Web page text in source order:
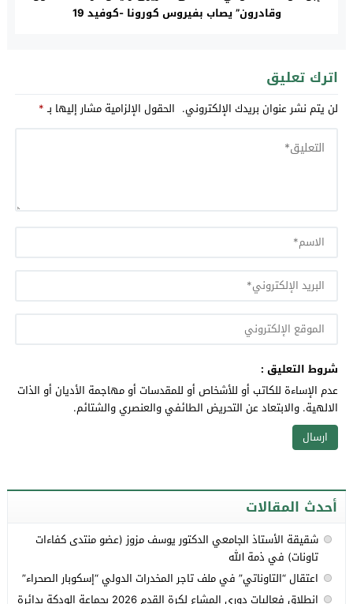
وقادرون” يصاب بفيروس كورونا -كوفيد 19
اترك تعليق
لن يتم نشر عنوان بريدك الإلكتروني. الحقول الإلزامية مشار إليها بـ*
شروط التعليق :
عدم الإساءة للكاتب أو للأشخاص أو للمقدسات أو مهاجمة الأديان أو الذات
الالهية. والابتعاد عن التحريض الطائفي والعنصري والشتائم.
أحدث المقالات
شقيقة الأستاذ الجامعي الدكتور يوسف مزوز (عضو منتدى كفاءات
تاونات) في ذمة الله
اعتقال “التاوناتي” في ملف تاجر المخدرات الدولي “إسكوبار الصحراء”
انطلاق فعاليات دوري المشاع لكرة القدم 2026 بجماعة الودكة بدائرة